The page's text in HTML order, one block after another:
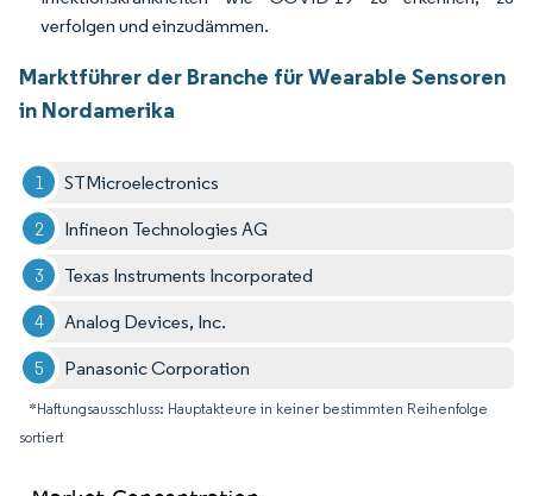
verfolgen und einzudämmen.
Marktführer der Branche für Wearable Sensoren
in Nordamerika
STMicroelectronics
Infineon Technologies AG
Texas Instruments Incorporated
Analog Devices, Inc.
Panasonic Corporation
*Haftungsausschluss: Hauptakteure in keiner bestimmten Reihenfolge
sortiert